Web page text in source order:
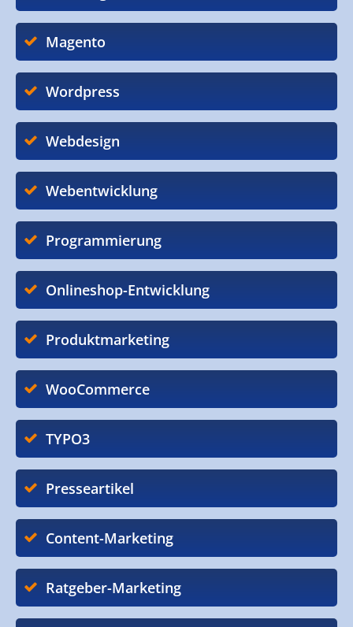
Magento
Wordpress
Webdesign
Webentwicklung
Programmierung
Onlineshop-Entwicklung
Produktmarketing
WooCommerce
TYPO3
Presseartikel
Content-Marketing
Ratgeber-Marketing